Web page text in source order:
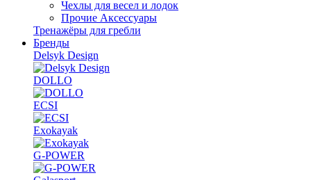
Чехлы для весел и лодок
Прочие Аксессуары
Тренажёры для гребли
Бренды
Delsyk Design
DOLLO
ECSI
Exokayak
G-POWER